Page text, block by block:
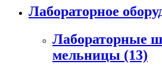
Лабораторное
Лабораторные
мельницы (13)